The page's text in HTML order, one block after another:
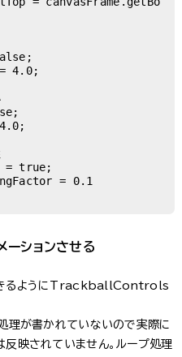
ーションさせる
きるようにTrackballControls
理が書かれていないので実際に
映されていません。ループ処理